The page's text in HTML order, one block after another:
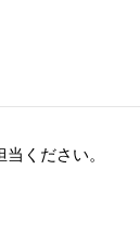
ください。